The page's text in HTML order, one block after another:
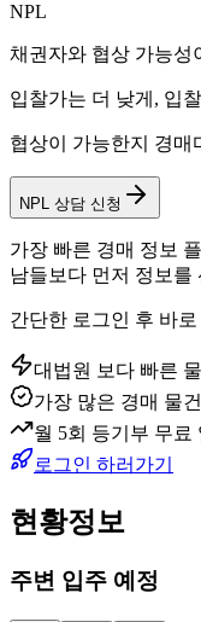
NPL
채권자와 협상 가능성
입찰가는 더 낮게, 입
협상이 가능한지 경매
NPL 상담 신청
가장 빠른 경매 정보
남들보다 먼저 정보를
간단한 로그인 후 바
대법원 보다 빠른
가장 많은 경매 물
월 5회 등기부 무료
로그인 하러가기
현황정보
주변 입주 예정